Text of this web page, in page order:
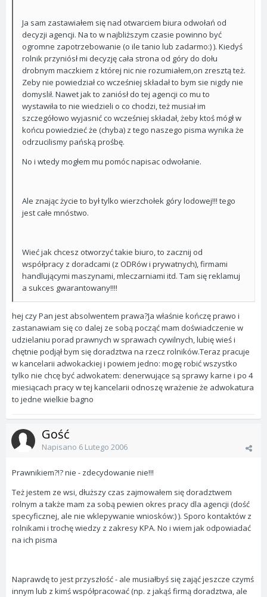
Ja sam zastawiałem się nad otwarciem biura odwołań od
decyzji agencji. Na to w najbliższym czasie powinno być
ogromne zapotrzebowanie (o ile tanio lub zadarmo:) ). Kiedyś
rolnik przyniósł mi decyzję cała strona od góry do dołu
drobnym maczkiem z której nic nie rozumiałem,on zresztą też.
Zeby nie powiedział co wcześniej składał to bym sie nigdy nie
domyslił. Nawet jak to zaniósł do tej agencji co mu to
wystawiła to nie wiedzieli o co chodzi, też musiał im
szczegółowo wyjasnić co wcześniej składał, żeby ktoś mógł w
końcu powiedzieć że (chyba) z tego naszego pisma wynika że
odrzucilismy pańską prośbę.
No i wtedy mogłem mu pomóc napisac odwołanie.
Ale znając życie to był tylko wierzchołek góry lodowej!!! tego
jest całe mnóstwo.
Wieć jak chcesz otworzyć takie biuro, to zacznij od
współpracy z doradcami (z ODRów i prywatnych), firmami
handlującymi maszynami, mleczarniami itd. Tam się reklamuj
a sukces gwarantowany!!!!
hej czy Pan jest absolwentem prawa?Ja właśnie kończę prawo i
zastanawiam się co dalej ze sobą począć mam doświadczenie w
udzielaniu porad prawnych w sprawach cywilnych, lubię wieś i
chętnie podjął bym się doradztwa na rzecz rolników.Teraz pracuje
w kancelarii adwokackiej i powiem jedno: mogę robić wszystko
tylko nie chcę być adwokatem: denerwujące są sprawy karne i po 4
miesiącach pracy w tej kancelarii odnoszę wrażenie że adwokatura
to jedne wielkie bagno
Gość
Napisano 6 Lutego 2006
Prawnikiem?!? nie - zdecydowanie nie!!!
Też jestem ze wsi, dłuższy czas zajmowałem się doradztwem
rolnym a także mam za sobą pewien okres pracy dla agencji (dość
specyficznej, ale nie wklepywanie wniosków:) ). Sporo kontaktów z
rolnikami i trochę wiedzy z zakresy KPA. No i wiem jak odpowiadać
na ich pisma
Naprawdę to jest przyszłość - ale musiałbyś się zająć jeszcze czymś
innym lub z kimś współpracować (np. z jakąś firmą doradztwa, ale